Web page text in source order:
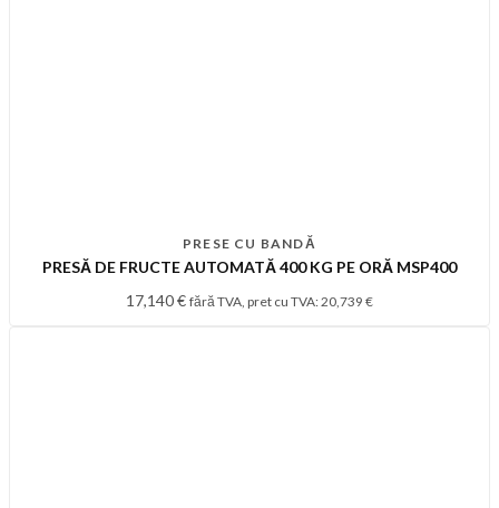
PRESE CU BANDĂ
PRESĂ DE FRUCTE AUTOMATĂ 400 KG PE ORĂ MSP400
17,140€ fără TVA, pret cu TVA: 20,739 €